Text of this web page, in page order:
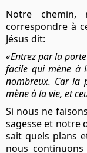
Notre
correspondre à
Jésus dit:
«Entrez par la
facile qui mène à
nombreux. Car la
mène à la vie, et
Si nous ne
sagesse et notre
sait quels plans
nous